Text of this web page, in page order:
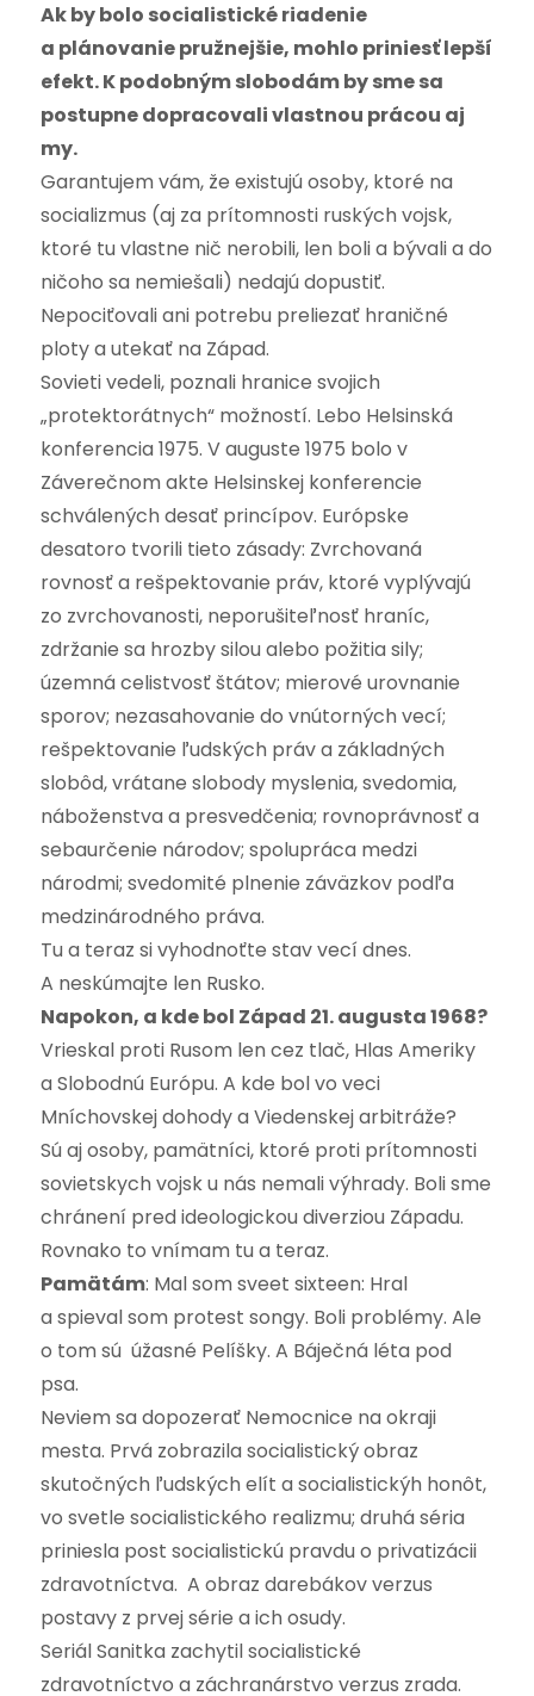
Ak by bolo socialistické riadenie
a plánovanie pružnejšie, mohlo priniesť lepší
efekt. K podobným slobodám by sme sa
postupne dopracovali vlastnou prácou aj
my.
Garantujem vám, že existujú osoby, ktoré na
socializmus (aj za prítomnosti ruských vojsk,
ktoré tu vlastne nič nerobili, len boli a bývali a do
ničoho sa nemiešali) nedajú dopustiť.
Nepociťovali ani potrebu preliezať hraničné
ploty a utekať na Západ.
Sovieti vedeli, poznali hranice svojich
„protektorátnych“ možností. Lebo Helsinská
konferencia 1975. V auguste 1975 bolo v
Záverečnom akte Helsinskej konferencie
schválených desať princípov. Európske
desatoro tvorili tieto zásady: Zvrchovaná
rovnosť a rešpektovanie práv, ktoré vyplývajú
zo zvrchovanosti, neporušiteľnosť hraníc,
zdržanie sa hrozby silou alebo požitia sily;
územná celistvosť štátov; mierové urovnanie
sporov; nezasahovanie do vnútorných vecí;
rešpektovanie ľudských práv a základných
slobôd, vrátane slobody myslenia, svedomia,
náboženstva a presvedčenia; rovnoprávnosť a
sebaurčenie národov; spolupráca medzi
národmi; svedomité plnenie záväzkov podľa
medzinárodného práva.
Tu a teraz si vyhodnoťte stav vecí dnes.
A neskúmajte len Rusko.
Napokon, a kde bol Západ 21. augusta 1968?
Vrieskal proti Rusom len cez tlač, Hlas Ameriky
a Slobodnú Európu. A kde bol vo veci
Mníchovskej dohody a Viedenskej arbitráže?
Sú aj osoby, pamätníci, ktoré proti prítomnosti
sovietskych vojsk u nás nemali výhrady. Boli sme
chránení pred ideologickou diverziou Západu.
Rovnako to vnímam tu a teraz.
Pamätám: Mal som sveet sixteen: Hral
a spieval som protest songy. Boli problémy. Ale
o tom sú úžasné Pelíšky. A Báječná léta pod
psa.
Neviem sa dopozerať Nemocnice na okraji
mesta. Prvá zobrazila socialistický obraz
skutočných ľudských elít a socialistickýh honôt,
vo svetle socialistického realizmu; druhá séria
priniesla post socialistickú pravdu o privatizácii
zdravotníctva. A obraz darebákov verzus
postavy z prvej série a ich osudy.
Seriál Sanitka zachytil socialistické
zdravotníctvo a záchranárstvo verzus zrada.